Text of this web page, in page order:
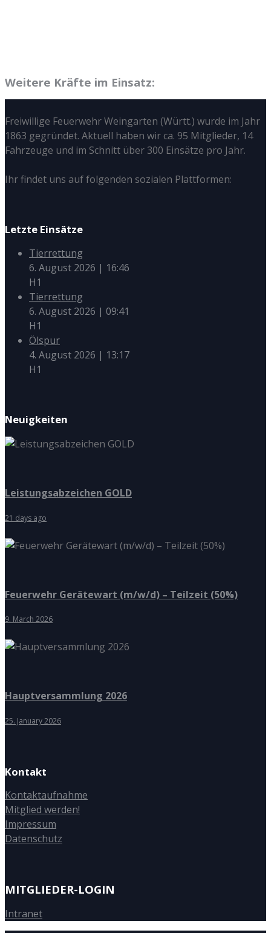
Weitere Kräfte im Einsatz:
Freiwillige Feuerwehr Weingarten (Württ.) wurde im Jahr
1863 gegründet. Aktuell haben wir ca. 95 Mitglieder, 14
Fahrzeuge und im Schnitt über 300 Einsätze pro Jahr.
Ihr findet uns auf folgenden sozialen Plattformen:
Letzte Einsätze
Tierrettung
6. August 2026 | 16:46
H1
Tierrettung
6. August 2026 | 09:41
H1
Ölspur
4. August 2026 | 13:17
H1
Neuigkeiten
Leistungsabzeichen GOLD
21 days ago
Feuerwehr Gerätewart (m/w/d) – Teilzeit (50%)
9. March 2026
Hauptversammlung 2026
25. January 2026
Kontakt
Kontaktaufnahme
Mitglied werden!
Impressum
Datenschutz
MITGLIEDER-LOGIN
Intranet